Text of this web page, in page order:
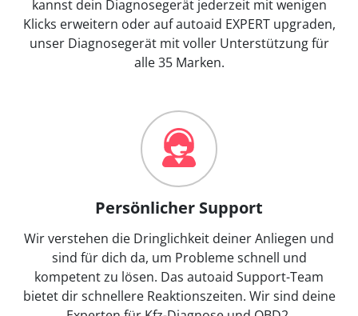
kannst dein Diagnosegerät jederzeit mit wenigen
Klicks erweitern oder auf autoaid EXPERT upgraden,
unser Diagnosegerät mit voller Unterstützung für
alle 35 Marken.
Persönlicher Support
Wir verstehen die Dringlichkeit deiner Anliegen und
sind für dich da, um Probleme schnell und
kompetent zu lösen. Das autoaid Support-Team
bietet dir schnellere Reaktionszeiten. Wir sind deine